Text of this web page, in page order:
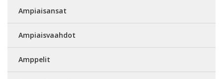
Ampiaisansat
Ampiaisvaahdot
Amppelit